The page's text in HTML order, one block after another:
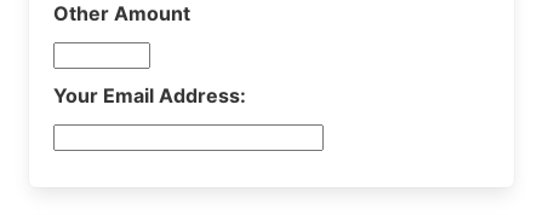
Other Amount
Your Email Address: